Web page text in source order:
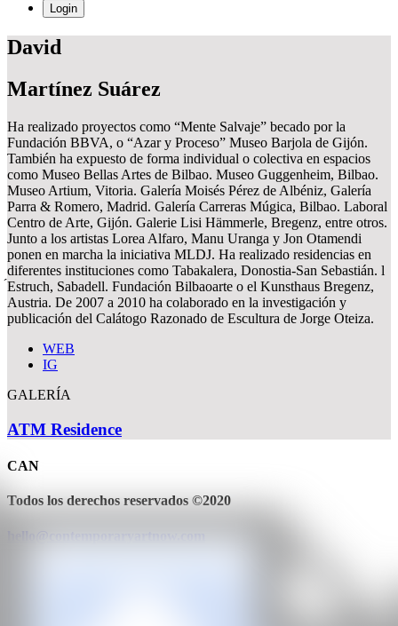
Login
David
Martínez Suárez
Ha realizado proyectos como “Mente Salvaje” becado por la
Fundación BBVA, o “Azar y Proceso” Museo Barjola de Gijón.
También ha expuesto de forma individual o colectiva en espacios
como Museo Bellas Artes de Bilbao. Museo Guggenheim, Bilbao.
Museo Artium, Vitoria. Galería Moisés Pérez de Albéniz, Galería
Parra & Romero, Madrid. Galería Carreras Múgica, Bilbao. Laboral
Centro de Arte, Gijón. Galerie Lisi Hämmerle, Bregenz, entre otros.
Junto a los artistas Lorea Alfaro, Manu Uranga y Jon Otamendi
ponen en marcha la iniciativa MLDJ. Ha realizado residencias en
diferentes instituciones como Tabakalera, Donostia-San Sebastián. l
́Estruch, Sabadell. Fundación Bilbaoarte o el Kunsthaus Bregenz,
Austria. De 2007 a 2010 ha colaborado en la investigación y
publicación del Calátogo Razonado de Escultura de Jorge Oteiza.
WEB
IG
GALERÍA
ATM Residence
CAN
Todos los derechos reservados ©2020